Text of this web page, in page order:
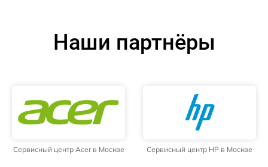
Наши партнёры
Сервисный центр Acer в Москве Сервисный центр HP в Москве